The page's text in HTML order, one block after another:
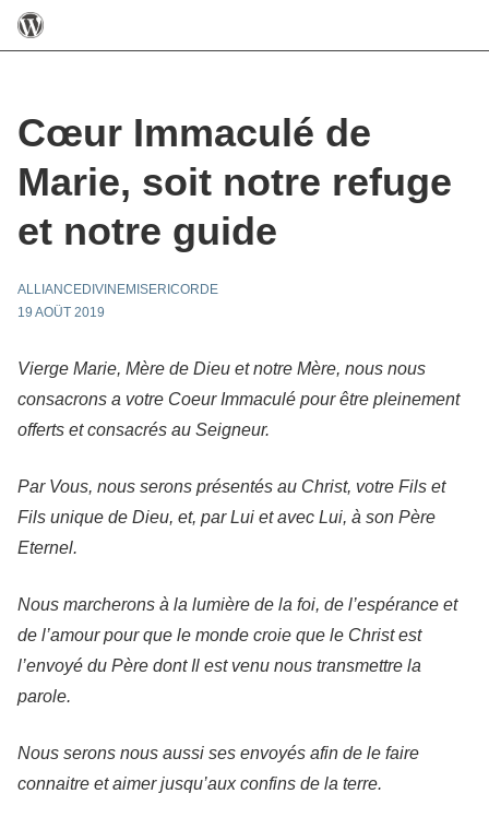
Cœur Immaculé de
Marie, soit notre refuge
et notre guide
ALLIANCEDIVINEMISERICORDE
19 AOÛT 2019
Vierge Marie, Mère de Dieu et notre Mère, nous nous
consacrons a votre Coeur Immaculé pour être pleinement
offerts et consacrés au Seigneur.
Par Vous, nous serons présentés au Christ, votre Fils et
Fils unique de Dieu, et, par Lui et avec Lui, à son Père
Eternel.
Nous marcherons à la lumière de la foi, de l’espérance et
de l’amour pour que le monde croie que le Christ est
l’envoyé du Père dont Il est venu nous transmettre la
parole.
Nous serons nous aussi ses envoyés afin de le faire
connaitre et aimer jusqu’aux confins de la terre.